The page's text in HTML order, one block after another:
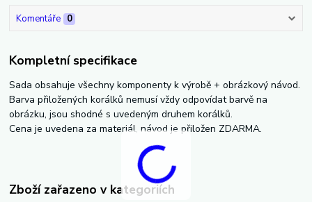
Komentáře 0
Kompletní specifikace
Sada obsahuje všechny komponenty k výrobě + obrázkový návod.
Barva přiložených korálků nemusí vždy odpovídat barvě na
obrázku, jsou shodné s uvedeným druhem korálků.
Cena je uvedena za materiál, návod je přiložen ZDARMA.
Zboží zařazeno v kategoriích